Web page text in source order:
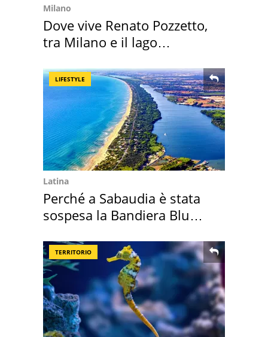
Milano
Dove vive Renato Pozzetto,
tra Milano e il lago
LIFESTYLE
Latina
Perché a Sabaudia è stata
sospesa la Bandiera Blu
TERRITORIO